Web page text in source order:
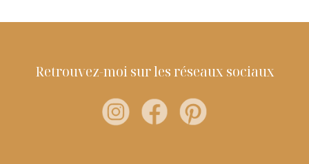
Retrouvez-moi sur les réseaux sociaux